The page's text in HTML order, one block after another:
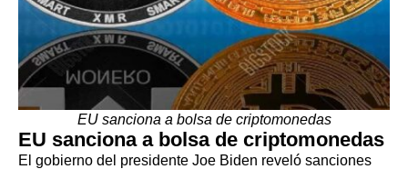
EU sanciona a bolsa de criptomonedas
EU sanciona a bolsa de criptomonedas
El gobierno del presidente Joe Biden reveló sanciones